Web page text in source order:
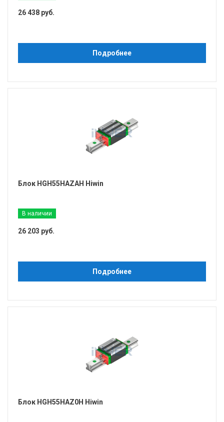
26 438 руб.
Подробнее
Блок HGH55HAZAH Hiwin
В наличии
26 203 руб.
Подробнее
Блок HGH55HAZ0H Hiwin